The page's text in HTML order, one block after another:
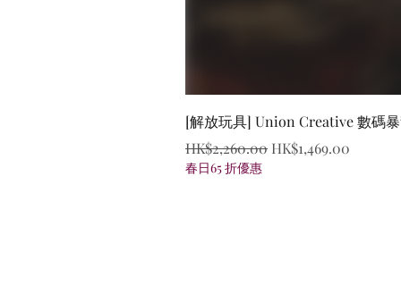
[解放玩具] Union Creative 數碼
一般價格
HK$2,260.00 促銷價格
HK$1,469.00
春日65 折優惠